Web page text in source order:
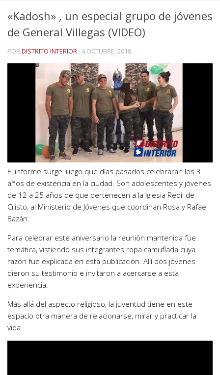
«Kadosh» , un especial grupo de jóvenes
de General Villegas (VIDEO)
PORDISTRITO INTERIOR · 4 OCTUBRE, 2018
El informe surge luego que días pasados celebraran los 3
años de existencia en la ciudad. Son adolescentes y jóvenes
de 12 a 25 años de que pertenecen a la Iglesia Redil de
Cristo, al Ministerio de Jóvenes que coordinan Rosa y Rafael
Bazán.
Para celebrar este aniversario la reunión mantenida fue
temática, vistiendo sus integrantes ropa camuflada cuya
razón fue explicada en esta publicación. Allí dos jóvenes
dieron su testimonio e invitaron a acercarse a esta
experiencia.
Más allá del aspecto religioso, la juventud tiene en este
espacio otra manera de relacionarse, mirar y practicar la
vida.